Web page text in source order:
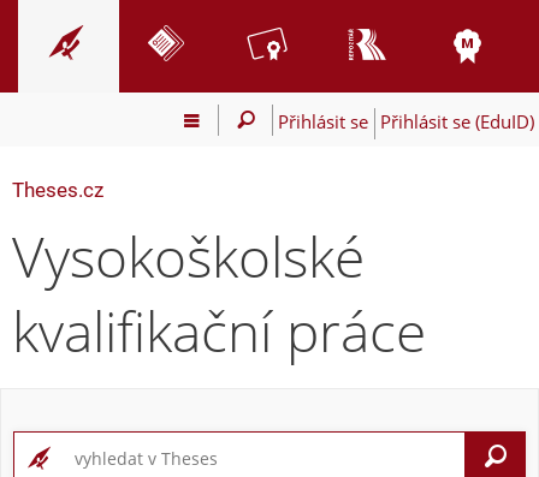
Přihlásit se Přihlásit se (EduID)
Theses.cz
Vysokoškolské
kvalifikační práce